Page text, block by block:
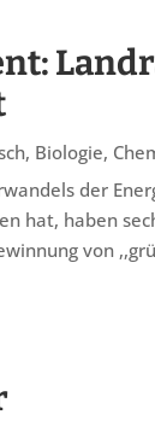
, Biologie,
der
hat, haben
von